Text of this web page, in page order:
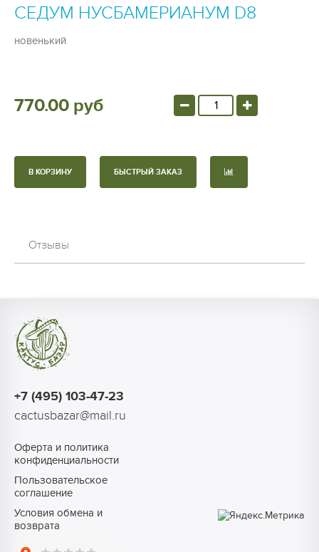
СЕДУМ НУСБАМЕРИАНУМ D8
новенький
770.00 руб
В КОРЗИНУ БЫСТРЫЙ ЗАКАЗ
Отзывы
+7 (495) 103-47-23
cactusbazar@mail.ru
Оферта и политика
конфиденциальности
Пользовательское
соглашение
Условия обмена и
возврата